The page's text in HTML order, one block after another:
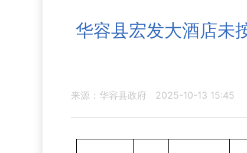
华容县宏发大酒店未
来源：华容县政府 2025-10-13 15:45